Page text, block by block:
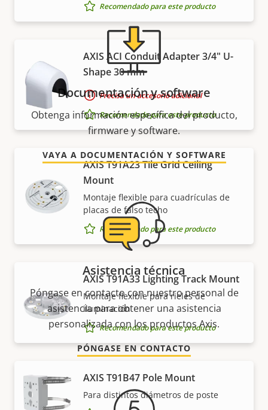
Recomendado para este producto
AXIS ACI Conduit Adapter 3/4" U-
Shape 30 mm
Precisa un accesorio adicional
Recomendado para este producto
AXIS T91A23 Tile Grid Ceiling
Mount
Montaje flexible para cuadrículas de
placas de falso techo
Recomendado para este producto
AXIS T91A33 Lighting Track Mount
Montaje flexible para rieles de
iluminación
Recomendado para este producto
AXIS T91B47 Pole Mount
Para distintos diámetros de poste
Documentación y software
Obtenga información específica del producto,
firmware y software.
VAYA A DOCUMENTACIÓN Y SOFTWARE
Asistencia técnica
Póngase en contacto con nuestro personal de
asistencia para obtener una asistencia
personalizada con los productos Axis.
PÓNGASE EN CONTACTO